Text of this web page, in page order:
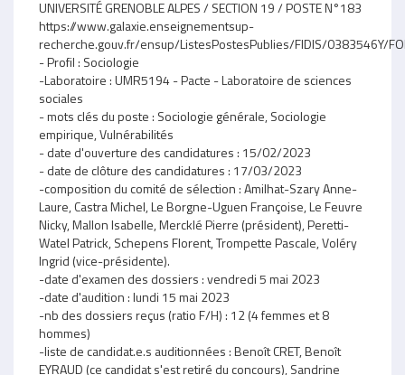
UNIVERSITÉ GRENOBLE ALPES / SECTION 19 / POSTE N°183
https://www.galaxie.enseignementsup-
recherche.gouv.fr/ensup/ListesPostesPublies/FIDIS/0383546Y/
- Profil : Sociologie
-Laboratoire : UMR5194 - Pacte - Laboratoire de sciences
sociales
- mots clés du poste : Sociologie générale, Sociologie
empirique, Vulnérabilités
- date d'ouverture des candidatures : 15/02/2023
- date de clôture des candidatures : 17/03/2023
-composition du comité de sélection : Amilhat-Szary Anne-
Laure, Castra Michel, Le Borgne-Uguen Françoise, Le Feuvre
Nicky, Mallon Isabelle, Mercklé Pierre (président), Peretti-
Watel Patrick, Schepens Florent, Trompette Pascale, Voléry
Ingrid (vice-présidente).
-date d'examen des dossiers : vendredi 5 mai 2023
-date d'audition : lundi 15 mai 2023
-nb des dossiers reçus (ratio F/H) : 12 (4 femmes et 8
hommes)
-liste de candidat.e.s auditionnées : Benoît CRET, Benoît
EYRAUD (ce candidat s'est retiré du concours), Sandrine